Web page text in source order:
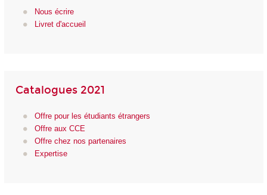
Nous écrire
Livret d'accueil
Catalogues 2021
Offre pour les étudiants étrangers
Offre aux CCE
Offre chez nos partenaires
Expertise